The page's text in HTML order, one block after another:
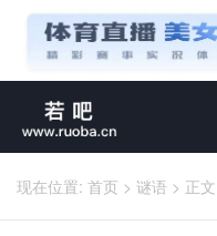
现在位置: 首页 > 谜语 > 正文